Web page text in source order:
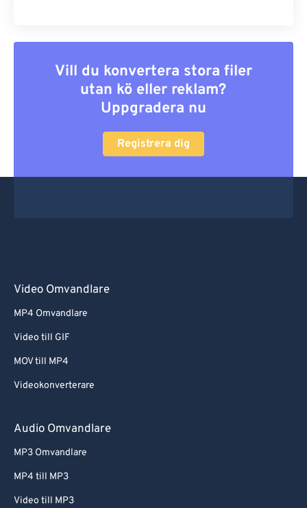
Vill du konvertera stora filer
utan kö eller reklam?
Uppgradera nu
Registrera dig
Video Omvandlare
MP4 Omvandlare
Video till GIF
MOV till MP4
Videokonverterare
Audio Omvandlare
MP3 Omvandlare
MP4 till MP3
Video till MP3